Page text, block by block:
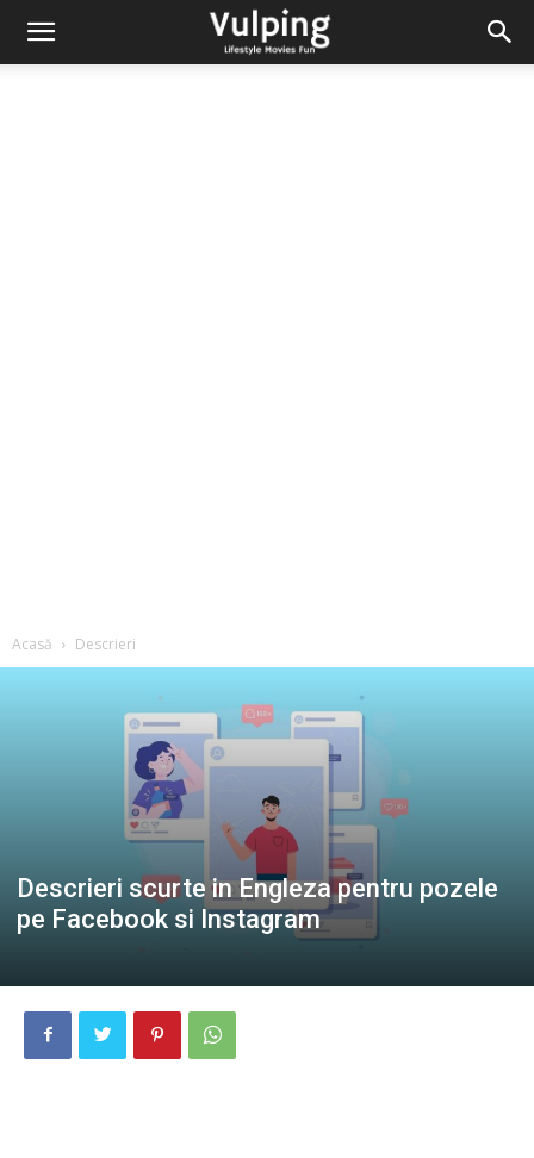
Acasă Descrieri
Descrieri scurte in Engleza pentru pozele
pe Facebook si Instagram